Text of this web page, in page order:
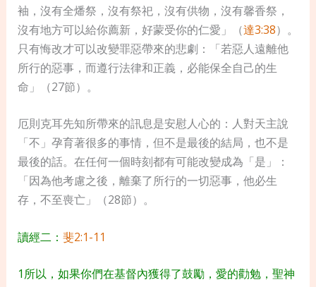
袖，沒有全燔祭，沒有祭祀，沒有供物，沒有馨香祭，
沒有地方可以給你薦新，好蒙受你的仁愛」（達3:38）。
只有悔改才可以改變罪惡帶來的悲劇：「若惡人遠離他
所行的惡事，而遵行法律和正義，必能保全自己的生
命」（27節）。
厄則克耳先知所帶來的訊息是安慰人心的：人對天主說
「不」孕育著很多的事情，但不是最後的結局，也不是
最後的話。在任何一個時刻都有可能改變成為「是」：
「因為他考慮之後，離棄了所行的一切惡事，他必生
存，不至喪亡」（28節）。
讀經二： 斐2:1-11
1所以，如果你們在基督內獲得了鼓勵，愛的勸勉，聖神